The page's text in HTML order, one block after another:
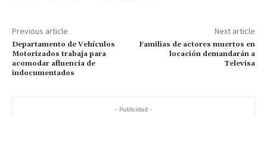
Previous article
Departamento de Vehículos
Motorizados trabaja para
acomodar afluencia de
indocumentados
Next article
Familias de actores muertos en
locación demandarán a
Televisa
- Publicidad -